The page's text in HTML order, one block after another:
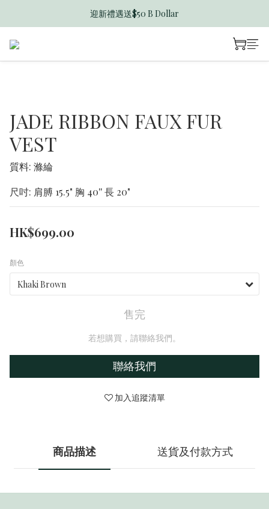
香港訂單滿$600免運費
迎新禮遇送$50 B Dollar
JADE RIBBON FAUX FUR
VEST
質料: 滌綸
尺吋: 肩膊 15.5" 胸 40'' 長 20"
HK$699.00
顏色
售完
若想購買，請聯絡我們。
聯絡我們
加入追蹤清單
商品描述 送貨及付款方式